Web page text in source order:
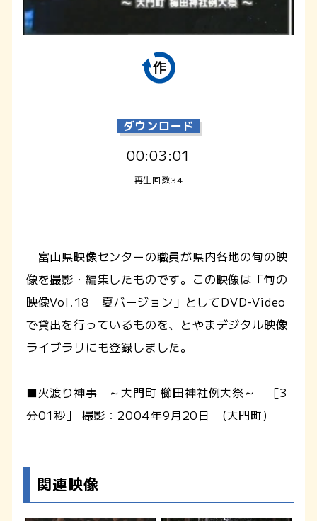
ダウンロード
00:03:01
再生回数34
富山県映像センターの職員が県内各地の旬の映
像を撮影・編集したものです。この映像は「旬の
映像Vol.18 夏バージョン」としてDVD-Video
で貸出を行っているものを、とやまデジタル映像
ライブラリにも登録しました。
■火渡り神事 ～大門町 櫛田神社例大祭～ ［3
分01秒］ 撮影：2004年9月20日 (大門町)
関連映像